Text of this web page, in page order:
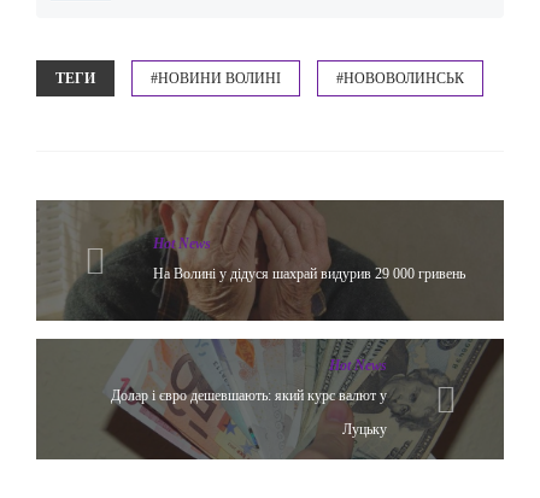
ТЕГИ #НОВИНИ ВОЛИНІ #НОВОВОЛИНСЬК
Hot News
На Волині у дідуся шахрай видурив 29 000 гривень
Hot News
Долар і євро дешевшають: який курс валют у
Луцьку